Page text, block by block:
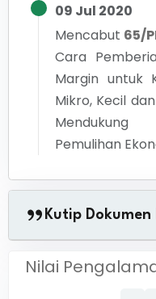
09 Jul 2020
Mencabut 65/
Cara
Margin untuk
Mikro, Kecil
Mendukung
Pemulihan
Kutip Dokumen
Nilai